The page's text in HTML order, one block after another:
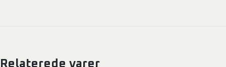
Relaterede varer